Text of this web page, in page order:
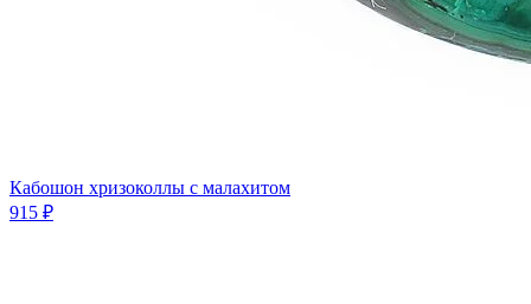
Кабошон хризоколлы с малахитом
915 ₽